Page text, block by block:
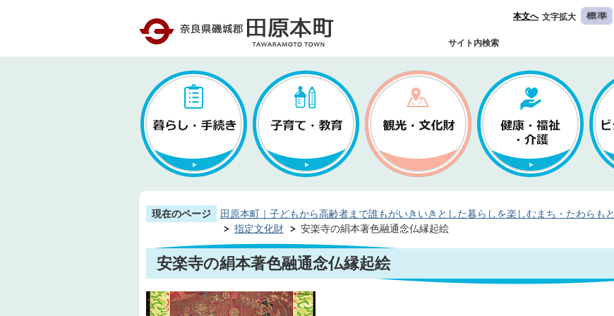
本文へ 文字拡大
サイト内検索
現在のページ 田原本町｜子どもから高齢者まで誰もがいきいきとした暮らしを楽しむまち・たわらもと
指定文化財
安楽寺の絹本著色融通念仏縁起絵
安楽寺の絹本著色融通念仏縁起絵